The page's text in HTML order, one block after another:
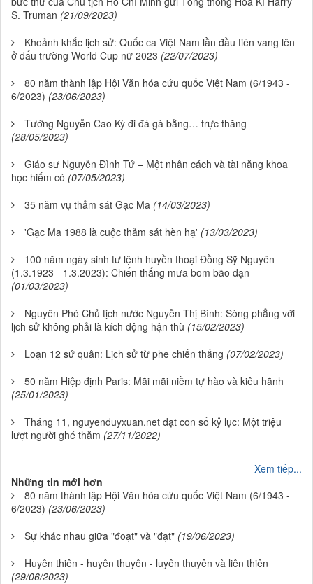
S. Truman (21/09/2023)
Khoảnh khắc lịch sử: Quốc ca Việt Nam lần đầu tiên vang lên
ở đấu trường World Cup nữ 2023 (22/07/2023)
80 năm thành lập Hội Văn hóa cứu quốc Việt Nam (6/1943 -
6/2023) (23/06/2023)
Tướng Nguyễn Cao Kỳ đi đá gà bằng… trực thăng
(28/05/2023)
Giáo sư Nguyễn Đình Tứ – Một nhân cách và tài năng khoa
học hiếm có (07/05/2023)
35 năm vụ thảm sát Gạc Ma (14/03/2023)
'Gạc Ma 1988 là cuộc thảm sát hèn hạ' (13/03/2023)
100 năm ngày sinh tư lệnh huyền thoại Đồng Sỹ Nguyên
(1.3.1923 - 1.3.2023): Chiến thắng mưa bom bão đạn
(01/03/2023)
Nguyên Phó Chủ tịch nước Nguyễn Thị Bình: Sòng phẳng với
lịch sử không phải là kích động hận thù (15/02/2023)
Loạn 12 sứ quân: Lịch sử từ phe chiến thắng (07/02/2023)
50 năm Hiệp định Paris: Mãi mãi niềm tự hào và kiêu hãnh
(25/01/2023)
Tháng 11, nguyenduyxuan.net đạt con số kỷ lục: Một triệu
lượt người ghé thăm (27/11/2022)
Xem tiếp...
Những tin mới hơn
80 năm thành lập Hội Văn hóa cứu quốc Việt Nam (6/1943 -
6/2023) (23/06/2023)
Sự khác nhau giữa "đoạt" và "đạt" (19/06/2023)
Huyên thiên - huyên thuyên - luyên thuyên và liên thiên
(29/06/2023)